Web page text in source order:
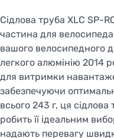
Сідлова труба XLC SP-
частина для
вашого велосипедного
легкого алюмінію 2014
для витримки
забезпечуючи
всього 243 г, ця
робить її ідеальним
надають перевагу